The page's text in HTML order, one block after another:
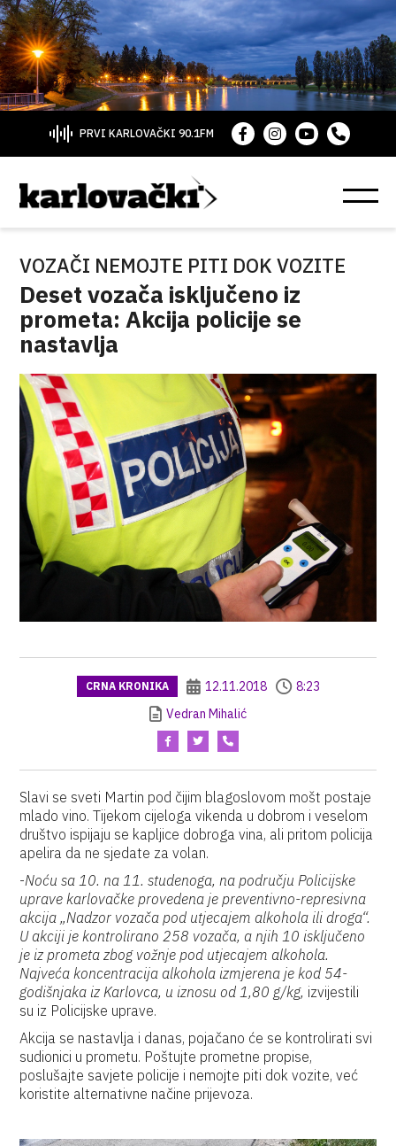
PRVI KARLOVAČKI 90.1FM
VOZAČI NEMOJTE PITI DOK VOZITE
Deset vozača isključeno iz
prometa: Akcija policije se
nastavlja
CRNA KRONIKA 12.11.2018
8:23
Vedran Mihalić
Slavi se sveti Martin pod čijim blagoslovom mošt postaje
mlado vino. Tijekom cijeloga vikenda u dobrom i veselom
društvo ispijaju se kapljice dobroga vina, ali pritom policija
apelira da ne sjedate za volan.
-Noću sa 10. na 11. studenoga, na području Policijske
uprave karlovačke provedena je preventivno-represivna
akcija „Nadzor vozača pod utjecajem alkohola ili droga“.
U akciji je kontrolirano 258 vozača, a njih 10 isključeno
je iz prometa zbog vožnje pod utjecajem alkohola.
Najveća koncentracija alkohola izmjerena je kod 54-
godišnjaka iz Karlovca, u iznosu od 1,80 g/kg, izvijestili
su iz Policijske uprave.
Akcija se nastavlja i danas, pojačano će se kontrolirati svi
sudionici u prometu. Poštujte prometne propise,
poslušajte savjete policije i nemojte piti dok vozite, već
koristite alternativne načine prijevoza.